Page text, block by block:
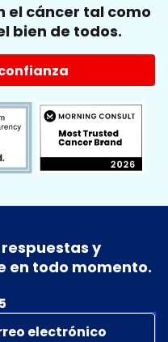
el cáncer tal como
bien de todos.
y
en todo momento.
electrónico